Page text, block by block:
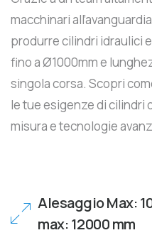
macchinari
produrre cilindri idraulici
fino a Ø1000mm e
singola corsa. Scopri
le tue esigenze di cilindri
misura e tecnologie
Alesaggio Max:
max: 12000 mm